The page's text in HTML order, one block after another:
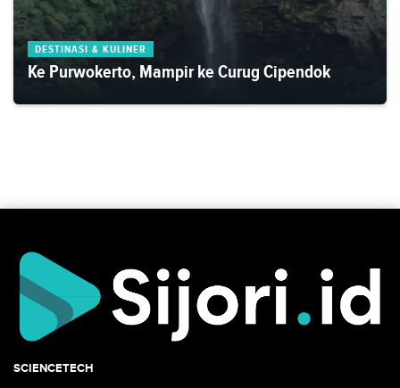
DESTINASI & KULINER
Ke Purwokerto, Mampir ke Curug Cipendok
SCIENCETECH